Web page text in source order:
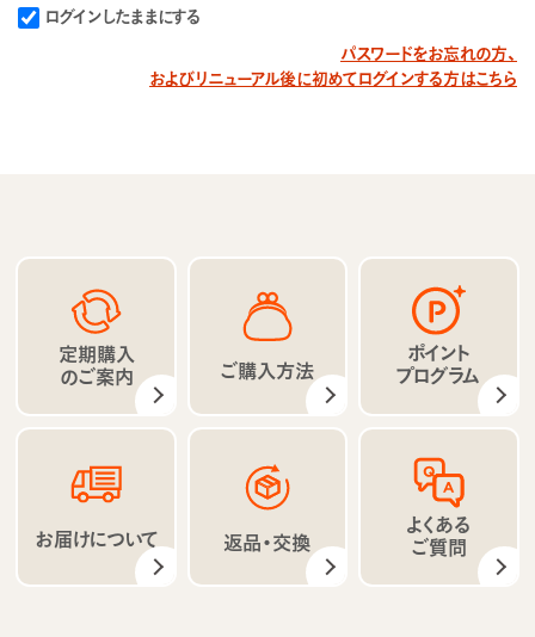
ログインしたままにする
パスワードをお忘れの方、
およびリニューアル後に初めてログインする方はこちら
定期購入
のご案内 ご購入方法
ポイント
プログラム
お届けについて 返品・交換
よくある
ご質問